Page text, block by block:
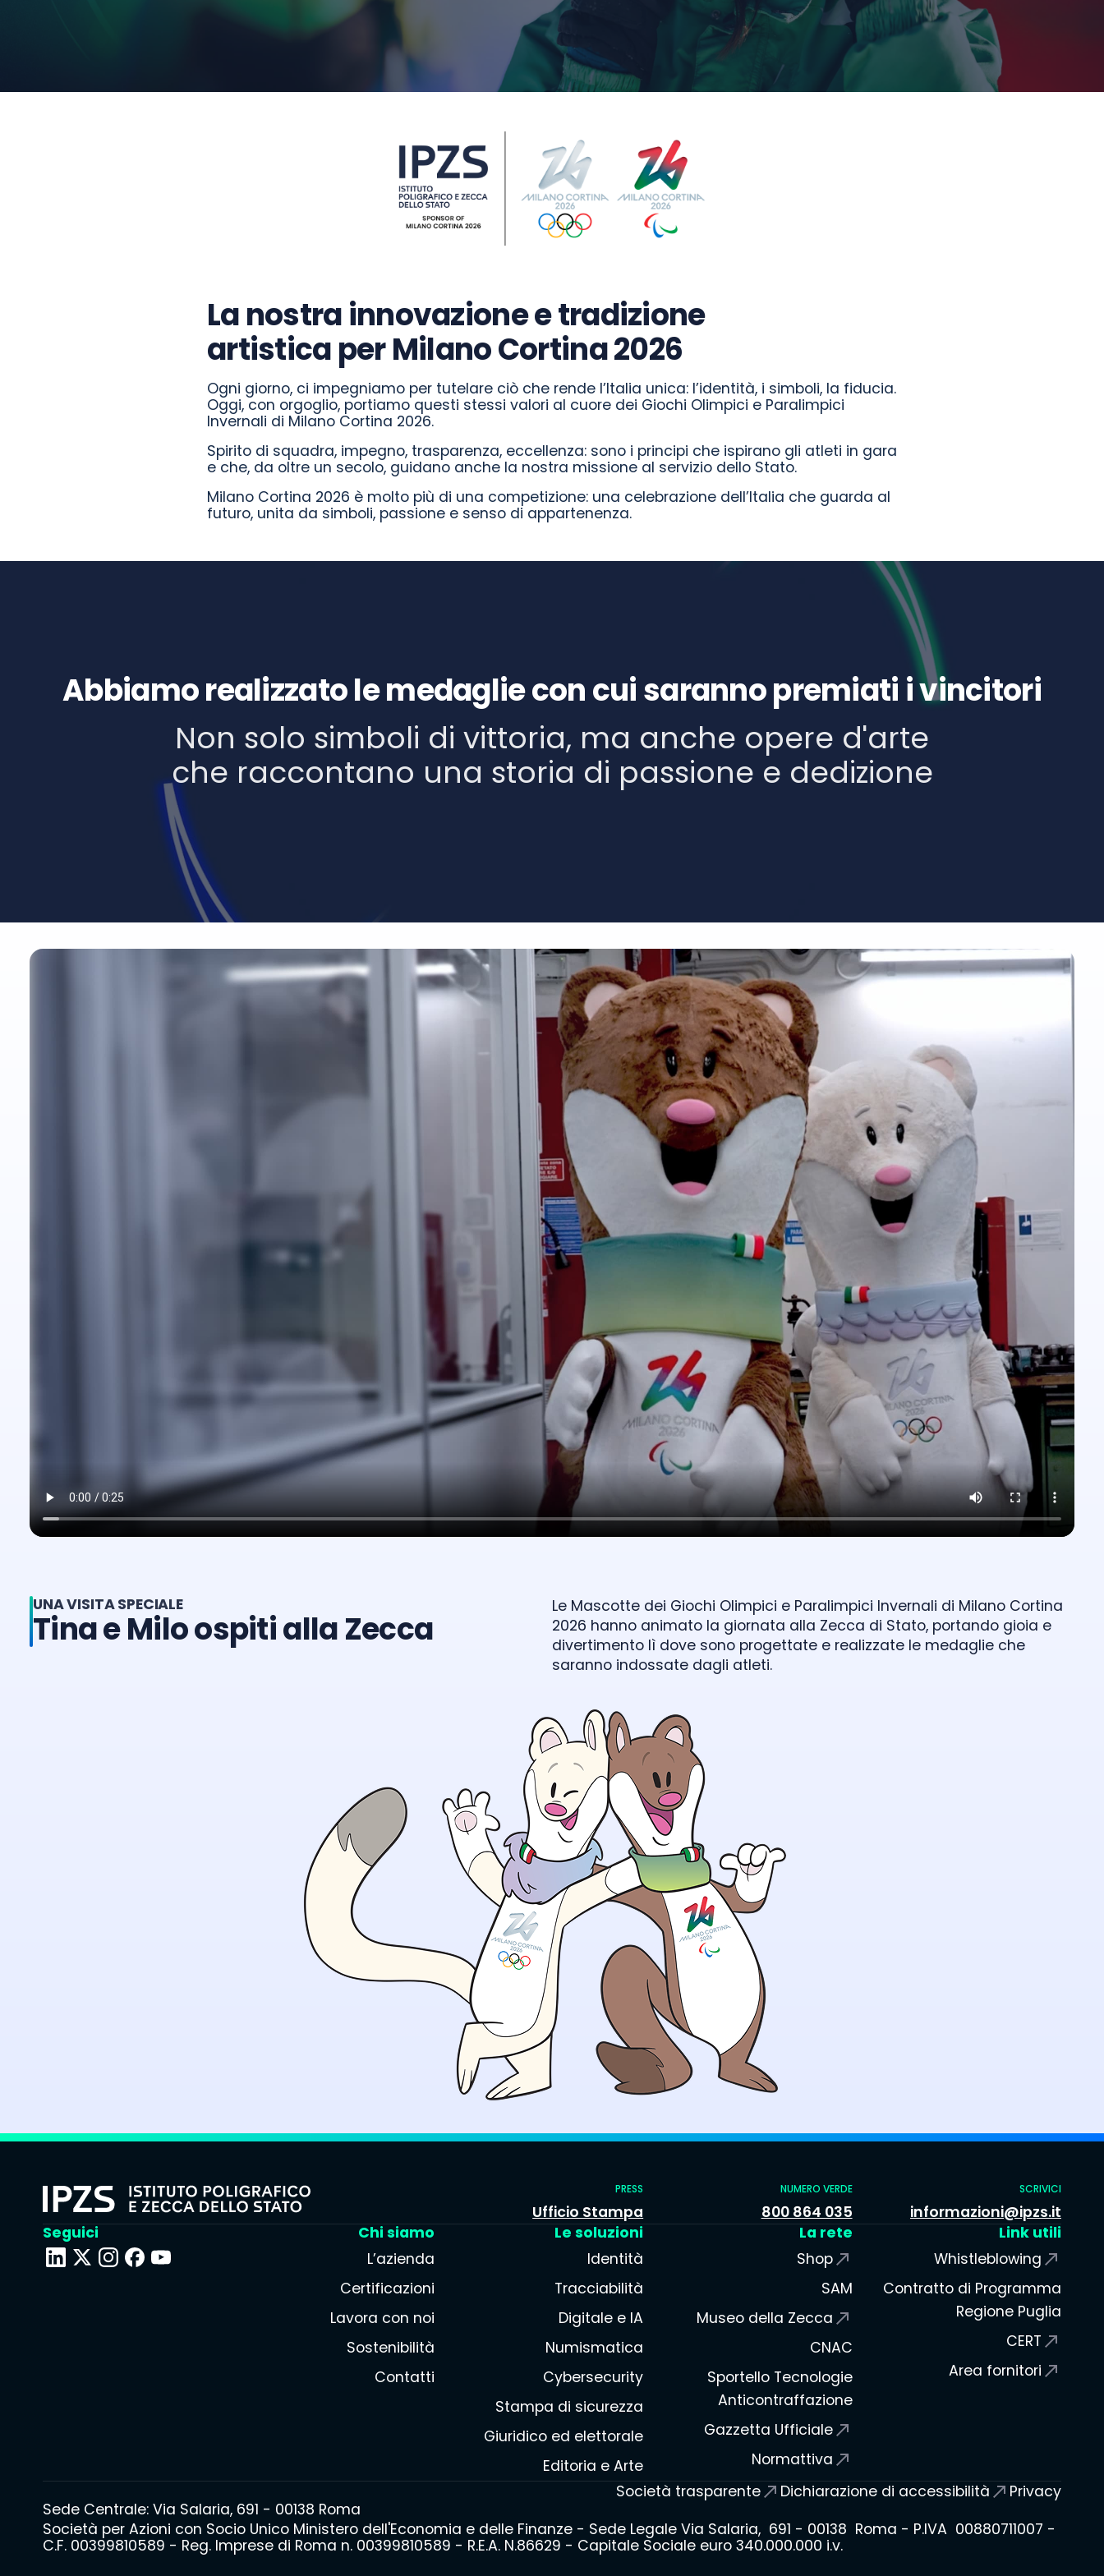
La nostra innovazione e tradizione
artistica per Milano Cortina 2026
Ogni giorno, ci impegniamo per tutelare ciò che rende l’Italia unica: l’identità, i simboli, la fiducia.
Oggi, con orgoglio, portiamo questi stessi valori al cuore dei Giochi Olimpici e Paralimpici
Invernali di Milano Cortina 2026.
Spirito di squadra, impegno, trasparenza, eccellenza: sono i principi che ispirano gli atleti in gara
e che, da oltre un secolo, guidano anche la nostra missione al servizio dello Stato.
Milano Cortina 2026 è molto più di una competizione: una celebrazione dell’Italia che guarda al
futuro, unita da simboli, passione e senso di appartenenza.
Abbiamo realizzato le medaglie con cui saranno premiati i vincitori
Non solo simboli di vittoria, ma anche opere d'arte
che raccontano una storia di passione e dedizione
UNA VISITA SPECIALE
Tina e Milo ospiti alla Zecca
Le Mascotte dei Giochi Olimpici e Paralimpici Invernali di Milano Cortina
2026 hanno animato la giornata alla Zecca di Stato, portando gioia e
divertimento lì dove sono progettate e realizzate le medaglie che
saranno indossate dagli atleti.
PRESS
Ufficio Stampa
NUMERO VERDE
800 864 035
SCRIVICI
informazioni@ipzs.it
Seguici
Chi siamo
L’azienda
Certificazioni
Lavora con noi
Sostenibilità
Contatti
Le soluzioni
Identità
Tracciabilità
Digitale e IA
Numismatica
Cybersecurity
Stampa di sicurezza
Giuridico ed elettorale
Editoria e Arte
La rete
Shop
SAM
Museo della Zecca
CNAC
Sportello Tecnologie
Anticontraffazione
Gazzetta Ufficiale
Normattiva
Link utili
Whistleblowing
Contratto di Programma
Regione Puglia
CERT
Area fornitori
Società trasparente Dichiarazione di accessibilità
Privacy
Sede Centrale: Via Salaria, 691 - 00138 Roma
Società per Azioni con Socio Unico Ministero dell'Economia e delle Finanze - Sede Legale Via Salaria, 691 - 00138 Roma - P.IVA 00880711007 -
C.F. 00399810589 - Reg. Imprese di Roma n. 00399810589 - R.E.A. N.86629 - Capitale Sociale euro 340.000.000 i.v.